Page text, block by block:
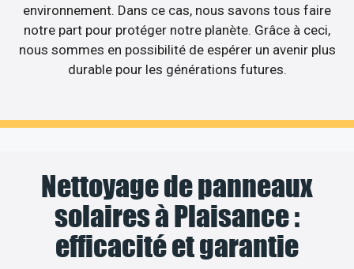
environnement. Dans ce cas, nous savons tous faire
notre part pour protéger notre planète. Grâce à ceci,
nous sommes en possibilité de espérer un avenir plus
durable pour les générations futures.
Nettoyage de panneaux
solaires à Plaisance :
efficacité et garantie